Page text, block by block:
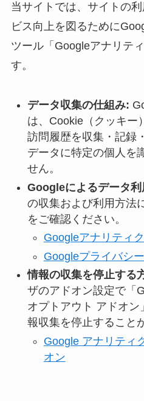
当サイトでは、サイトの
ビス向上を図るために
ツール「Googleアナリテ
す。
データ収集の仕組み:
は、Cookie（クッキー
訪問履歴を収集・記録
データに特定の個人を
せん。
Googleによるデータ利
の収集および利用方法
をご確認ください。
Googleアナリティ
Googleプライバシ
情報の収集を停止する
ザのアドオン設定で「
オプトアウト アドオ
報収集を停止すること
Google アナリティ
オン